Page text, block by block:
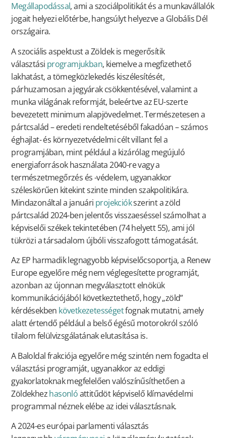
Megállapodással, ami a szociálpolitikát és a munkavállalók
jogait helyezi előtérbe, hangsúlyt helyezve a Globális Dél
országaira.
A szociális aspektust a Zöldek is megerősítik
választási programjukban, kiemelve a megfizethető
lakhatást, a tömegközlekedés kiszélesítését,
párhuzamosan a jegyárak csökkentésével, valamint a
munka világának reformját, beleértve az EU-szerte
bevezetett minimum alapjövedelmet. Természetesen a
pártcsalád – eredeti rendeltetéséből fakadóan – számos
éghajlat- és környezetvédelmi célt villant fel a
programjában, mint például a kizárólag megújuló
energiaforrások használata 2040-re vagy a
természetmegőrzés és -védelem, ugyanakkor
széleskörűen kitekint szinte minden szakpolitikára.
Mindazonáltal a januári projekciókszerint a zöld
pártcsalád 2024-ben jelentős visszaeséssel számolhat a
képviselői székek tekintetében (74 helyett 55), ami jól
tükrözi a társadalom újbóli visszafogott támogatását.
Az EP harmadik legnagyobb képviselőcsoportja, a Renew
Europe egyelőre még nem véglegesítette programját,
azonban az újonnan megválasztott elnökük
kommunikációjából következtethető, hogy „zöld”
kérdésekben következetességetfognak mutatni, amely
alatt értendő például a belső égésű motorokról szóló
tilalom felülvizsgálatának elutasítása is.
A Baloldal frakciója egyelőre még szintén nem fogadta el
választási programját, ugyanakkor az eddigi
gyakorlatoknak megfelelően valószínűsíthetően a
Zöldekhezhasonlóattitűdöt képviselő klímavédelmi
programmal néznek elébe az idei választásnak.
A 2024-es európai parlamenti választás